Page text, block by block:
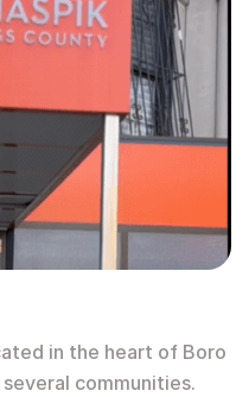
in the heart of Boro
communities.